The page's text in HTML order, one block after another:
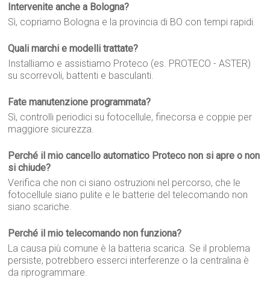
Intervenite anche a Bologna?
Sì, copriamo Bologna e la provincia di BO con tempi rapidi.
Quali marchi e modelli trattate?
Installiamo e assistiamo Proteco (es. PROTECO - ASTER)
su scorrevoli, battenti e basculanti.
Fate manutenzione programmata?
Sì, controlli periodici su fotocellule, finecorsa e coppie per
maggiore sicurezza.
Perché il mio cancello automatico Proteco non si apre o non
si chiude?
Verifica che non ci siano ostruzioni nel percorso, che le
fotocellule siano pulite e le batterie del telecomando non
siano scariche.
Perché il mio telecomando non funziona?
La causa più comune è la batteria scarica. Se il problema
persiste, potrebbero esserci interferenze o la centralina è
da riprogrammare.